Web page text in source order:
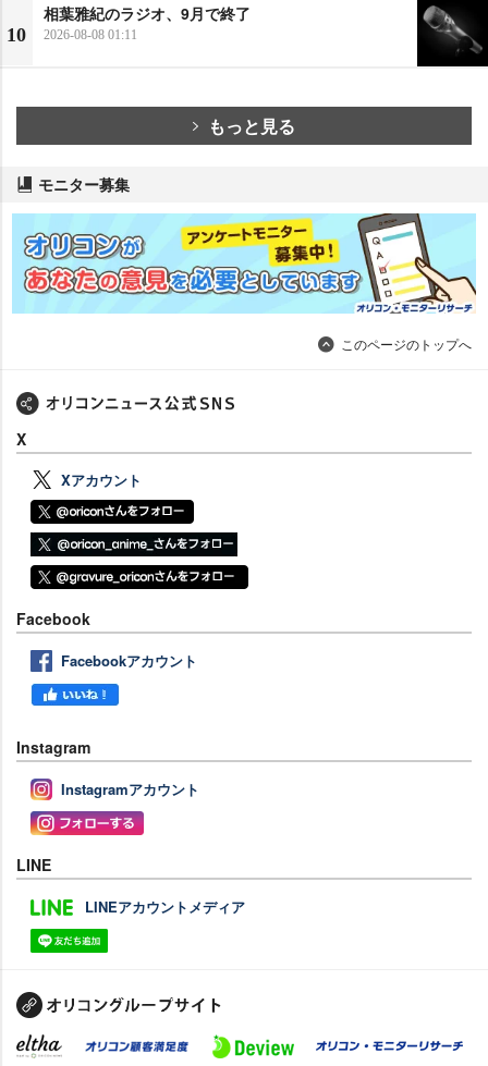
10
相葉雅紀のラジオ、9月で終了
2026-08-08 01:11
もっと見る
モニター募集
このページのトップへ
X
Xアカウント
Facebook
Facebookアカウント
Instagram
Instagramアカウント
LINE
LINEアカウントメディア